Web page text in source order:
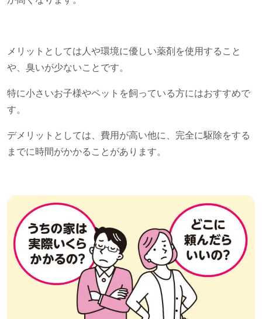
メリットとしては人や環境に優しい薬剤を使用すること
や、臭いが少ないことです。
特に小さいお子様やペットを飼っている方にはおすすめで
す。
デメリットとしては、費用が高い他に、完全に駆除をする
までに時間がかかることがあります。